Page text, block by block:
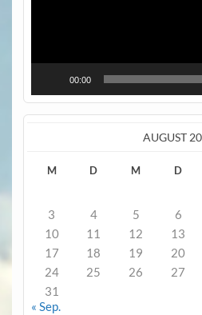
00:00
AUGUST
M D M D
3
4 5 6
10
11 12 13
17
18 19 20
24
25 26 27
31
« Sep.